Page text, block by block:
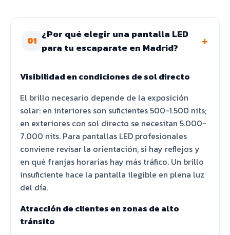
01
¿Por qué elegir una pantalla LED
para tu escaparate en Madrid?
+
Visibilidad en condiciones de sol directo
El brillo necesario depende de la exposición
solar: en interiores son suficientes 500-1.500 nits;
en exteriores con sol directo se necesitan 5.000-
7.000 nits. Para pantallas LED profesionales
conviene revisar la orientación, si hay reflejos y
en qué franjas horarias hay más tráfico. Un brillo
insuficiente hace la pantalla ilegible en plena luz
del día.
Atracción de clientes en zonas de alto
tránsito